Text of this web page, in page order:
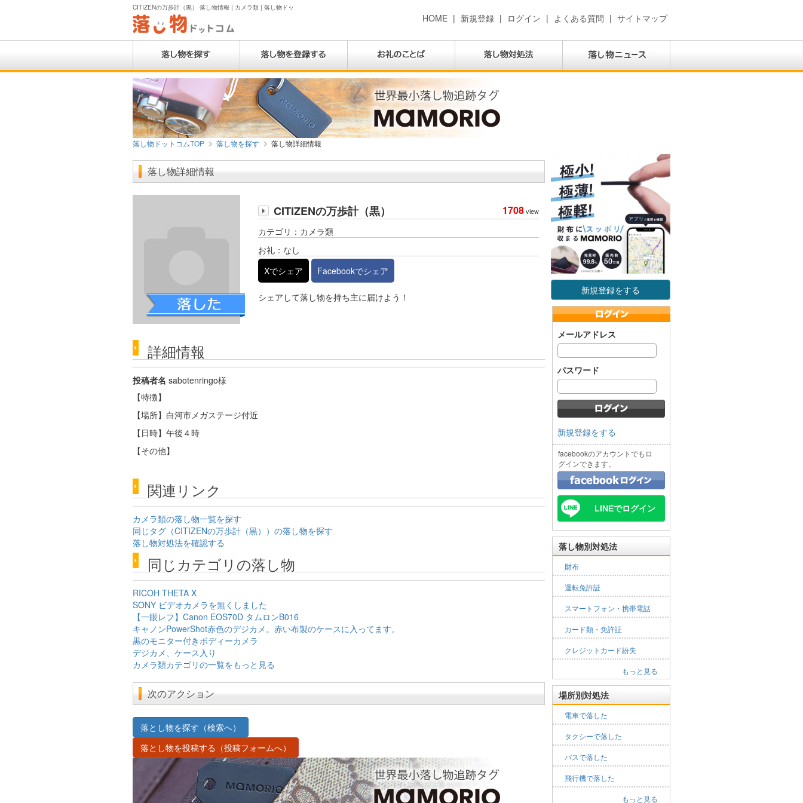
CITIZENの万歩計（黒） 落し物情報 | カメラ類 | 落し物ドッ
HOME | 新規登録 | ログイン | よくある質問 | サイトマップ
落し物ドットコムTOP 落し物を探す 落し物詳細情報
新規登録をする
メールアドレス
パスワード
新規登録をする
facebookのアカウントでもロ
グインできます。
LINEでログイン
落し物別対処法
財布
運転免許証
スマートフォン・携帯電話
カード類・免許証
クレジットカード紛失
もっと見る
場所別対処法
電車で落した
タクシーで落した
バスで落した
飛行機で落した
もっと見る
落し物詳細情報
1708view
CITIZENの万歩計（黒）
カテゴリ：カメラ類
お礼：なし
Xでシェア
Facebookでシェア
シェアして落し物を持ち主に届けよう！
詳細情報
投稿者名 sabotenringo様
【特徴】
【場所】白河市メガステージ付近
【日時】午後４時
【その他】
関連リンク
カメラ類の落し物一覧を探す
同じタグ（CITIZENの万歩計（黒））の落し物を探す
落し物対処法を確認する
同じカテゴリの落し物
RICOH THETA X
SONY ビデオカメラを無くしました
【一眼レフ】Canon EOS70D タムロンB016
キャノンPowerShot赤色のデジカメ。赤い布製のケースに入ってます。
黒のモニター付きボディーカメラ
デジカメ、ケース入り
カメラ類カテゴリの一覧をもっと見る
次のアクション
落とし物を探す（検索へ）
落とし物を投稿する（投稿フォームへ）